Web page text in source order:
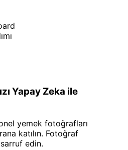
Yapay Zeka ile
yemek fotoğrafları
katılın. Fotoğraf
edin.